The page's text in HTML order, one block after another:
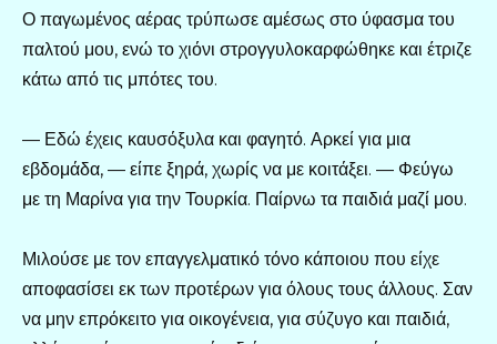
Ο παγωμένος αέρας τρύπωσε αμέσως στο ύφασμα του
παλτού μου, ενώ το χιόνι στρογγυλοκαρφώθηκε και έτριζε
κάτω από τις μπότες του.
— Εδώ έχεις καυσόξυλα και φαγητό. Αρκεί για μια
εβδομάδα, — είπε ξηρά, χωρίς να με κοιτάξει. — Φεύγω
με τη Μαρίνα για την Τουρκία. Παίρνω τα παιδιά μαζί μου.
Μιλούσε με τον επαγγελματικό τόνο κάποιου που είχε
αποφασίσει εκ των προτέρων για όλους τους άλλους. Σαν
να μην επρόκειτο για οικογένεια, για σύζυγο και παιδιά,